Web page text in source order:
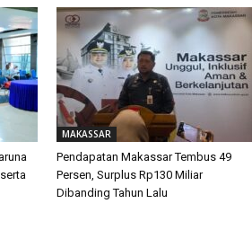
MAKASSAR
Pendapatan Makassar Tembus 49
Persen, Surplus Rp130 Miliar
Dibanding Tahun Lalu